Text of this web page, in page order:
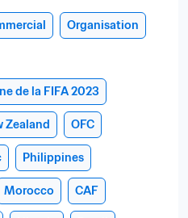
Organisation
de la FIFA 2023
Zealand OFC
Philippines
Morocco CAF